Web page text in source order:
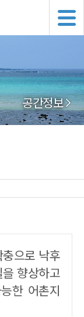
공간정보
으로 낙후
향상하고
한 어촌지